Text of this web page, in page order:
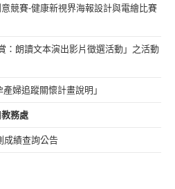
競賽-健康新視界海報設計與電繪比賽
：朗讀文本演出影片徵選活動」之活動
婦追蹤關懷計畫說明」
教務處
成績查詢公告